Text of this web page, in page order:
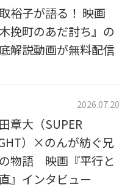
裕子が語る！ 映画
木挽町のあだ討ち』の
解説動画が無料配信
2026.07.20
章大（SUPER
）×のんが紡ぐ兄
物語 映画『平行と
』インタビュー